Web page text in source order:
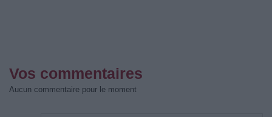
Vos commentaires
Aucun commentaire pour le moment